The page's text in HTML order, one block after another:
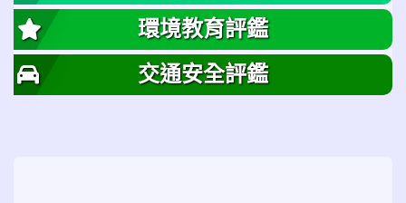
環境教育評鑑
交通安全評鑑